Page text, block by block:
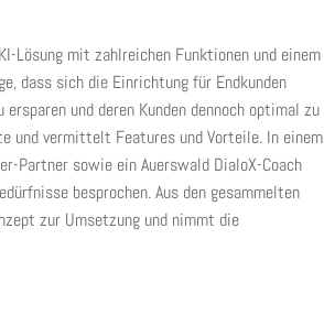
Lösung mit zahlreichen Funktionen und einem
dass sich die Einrichtung für Endkunden
und deren Kunden dennoch optimal zu
und vermittelt Features und Vorteile. In einem
Partner sowie ein Auerswald DialoX-Coach
besprochen. Aus den gesammelten
zur Umsetzung und nimmt die